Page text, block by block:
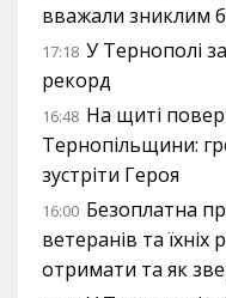
вважали зниклим
17:18 У Тернополі
рекорд
16:48 На щиті
Тернопільщини:
зустріти Героя
16:00 Безоплатна
ветеранів та
отримати та як